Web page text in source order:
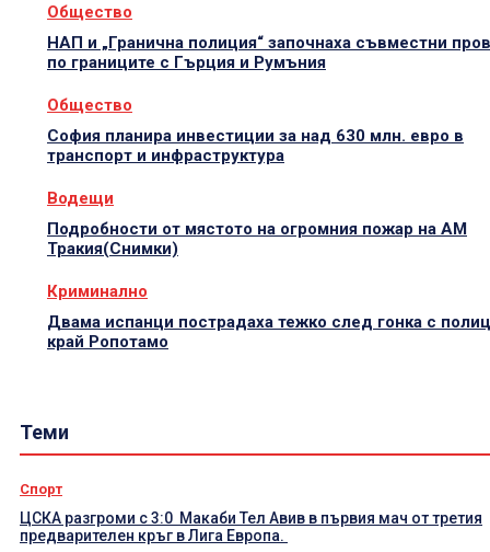
Общество
НАП и „Гранична полиция“ започнаха съвместни
по границите с Гърция и Румъния
Общество
София планира инвестиции за над 630 млн. евро в
транспорт и инфраструктура
Водещи
Подробности от мястото на огромния пожар на АМ
Тракия(Снимки)
Криминално
Двама испанци пострадаха тежко след гонка с
край Ропотамо
Теми
Спорт
ЦСКА разгроми с 3:0 Макаби Тел Авив в първия мач от третия
предварителен кръг в Лига Европа.